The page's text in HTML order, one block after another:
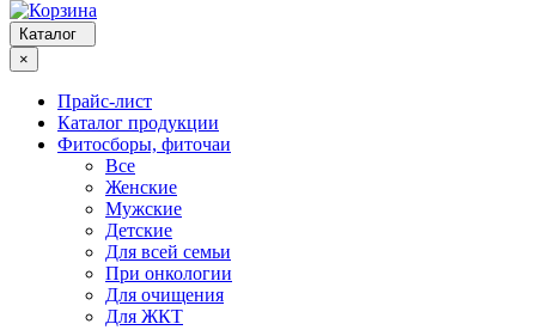
Каталог
×
Прайс-лист
Каталог продукции
Фитосборы, фиточаи
Все
Женские
Мужские
Детские
Для всей семьи
При онкологии
Для очищения
Для ЖКТ